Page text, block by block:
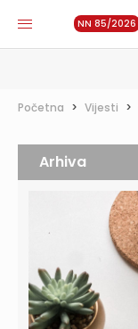
NN 85/2026
Početna > Vijesti >
Arhiva